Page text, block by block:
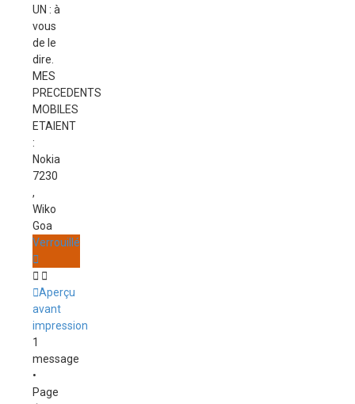
UN : à
vous
de le
dire.
MES
PRECEDENTS
MOBILES
ETAIENT
:
Nokia
7230
,
Wiko
Goa
Haut
Verrouillé
Aperçu
avant
impression
1
message
•
Page